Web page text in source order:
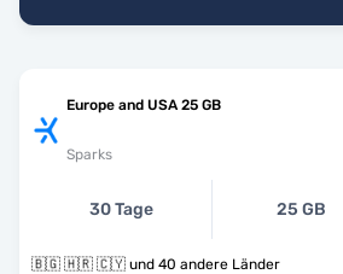
Europe and USA 25 GB
Sparks
30 Tage 25 GB
🇧🇬 🇭🇷 🇨🇾 und 40 andere Länder